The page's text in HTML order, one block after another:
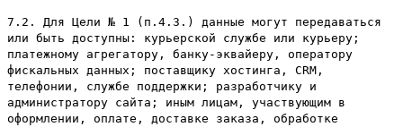
7.2. Для Цели № 1 (п.4.3.) данные могут передаваться
или быть доступны: курьерской службе или курьеру;
платежному агрегатору, банку-эквайеру, оператору
фискальных данных; поставщику хостинга, CRM,
телефонии, службе поддержки; разработчику и
администратору сайта; иным лицам, участвующим в
оформлении, оплате, доставке заказа, обработке